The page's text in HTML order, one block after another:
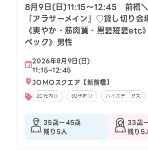
8月9日(日)11:15〜12:45 前橋
「アラサーメイン」♡貸し切り
《爽やか・筋肉質・黒髪短髪etc
ペック》男性
2026年8月9日(日)
11:15~12:45
JOMOスクエア【新前橋】
20代向け 30代向け ハイステータス
35歳〜45歳
残り5人
33歳
残り5